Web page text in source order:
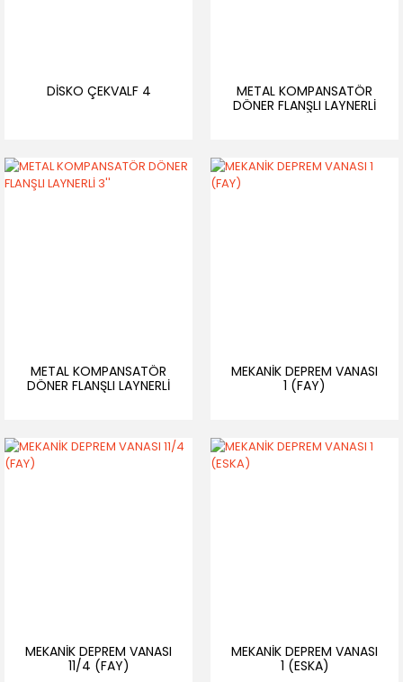
DİSKO ÇEKVALF 4
METAL KOMPANSATÖR
DÖNER FLANŞLI LAYNERLİ
METAL KOMPANSATÖR
DÖNER FLANŞLI LAYNERLİ
MEKANİK DEPREM VANASI
1 (FAY)
MEKANİK DEPREM VANASI
11/4 (FAY)
MEKANİK DEPREM VANASI
1 (ESKA)